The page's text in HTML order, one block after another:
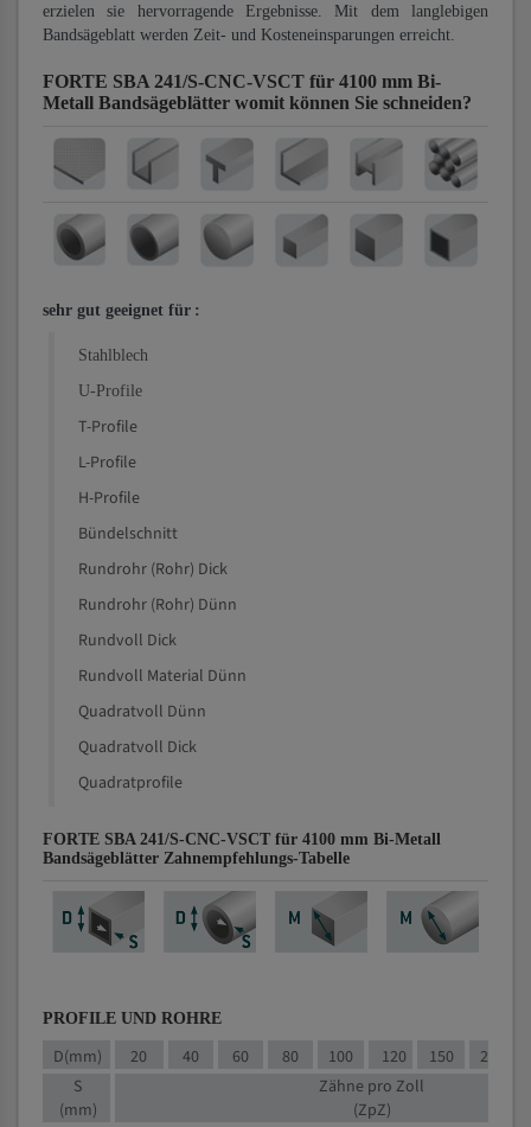
erzielen sie hervorragende Ergebnisse. Mit dem langlebigen
Bandsägeblatt werden Zeit- und Kosteneinsparungen erreicht.
FORTE SBA 241/S-CNC-VSCT für 4100 mm Bi-
Metall Bandsägeblätter womit können Sie schneiden?
sehr gut geeignet für :
Stahlblech
U-Profile
T-Profile
L-Profile
H-Profile
Bündelschnitt
Rundrohr (Rohr) Dick
Rundrohr (Rohr) Dünn
Rundvoll Dick
Rundvoll Material Dünn
Quadratvoll Dünn
Quadratvoll Dick
Quadratprofile
FORTE SBA 241/S-CNC-VSCT für 4100 mm Bi-Metall
Bandsägeblätter Zahnempfehlungs-Tabelle
PROFILE UND ROHRE
D(mm) 20 40 60 80 100 120 150 200
S
(mm)
Zähne pro Zoll
(ZpZ)